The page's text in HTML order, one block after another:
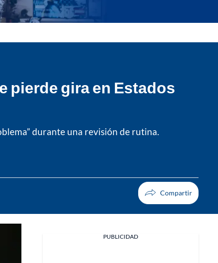
pierde gira en Estados
durante una revisión de rutina.
PUBLICIDAD